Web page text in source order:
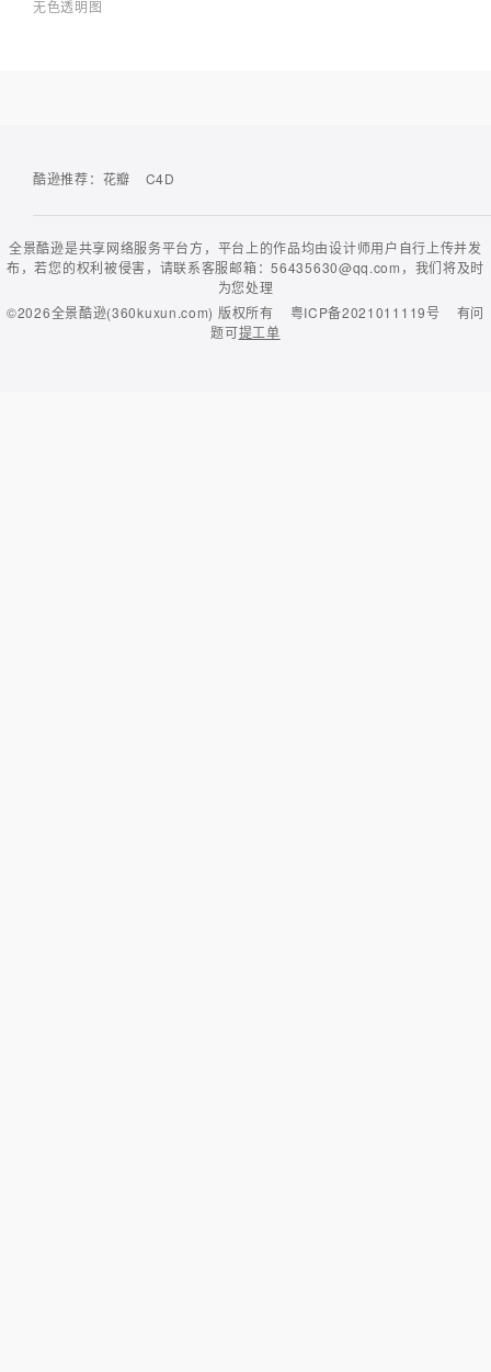
无色透明图
酷逊推荐： 花瓣 C4D
全景酷逊是共享网络服务平台方，平台上的作品均由设计师用户自行上传并发
布，若您的权利被侵害，请联系客服邮箱：56435630@qq.com，我们将及时
为您处理
©2026全景酷逊(360kuxun.com) 版权所有 粤ICP备2021011119号
有问
题可提工单